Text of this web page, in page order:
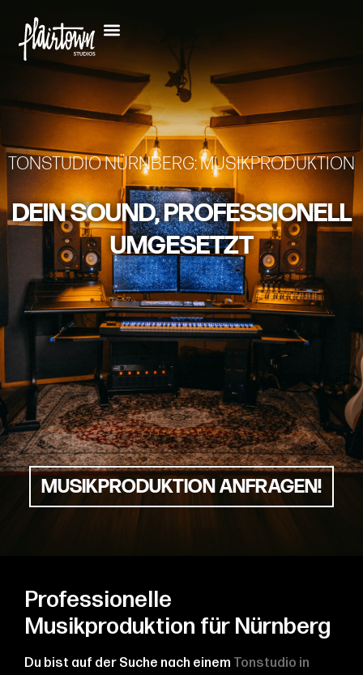
TONSTUDIO NÜRNBERG: MUSIKPRODUKTION
DEIN SOUND, PROFESSIONELL
UMGESETZT
MUSIKPRODUKTION ANFRAGEN!
Professionelle
Musikproduktion für Nürnberg
Du bist auf der Suche nach einem Tonstudio in